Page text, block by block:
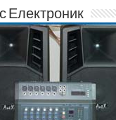
Електроник